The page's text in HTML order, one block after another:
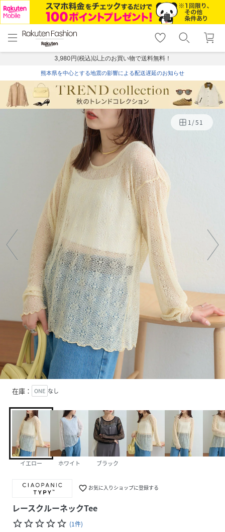
menu home
トップ
shopping_cart lock_outline
ログイン
3,980円(税込)以上のお買い物で送料無料！
熊本県を中心とする地震の影響による配送遅延のお知らせ
1/51
在庫： ONE なし
イエロー ホワイト ブラック
favorite_border お気に入りショップに登録する
レースクルーネックTee
star_borderstar_borderstar_borderstar_borderstar_border (1件)